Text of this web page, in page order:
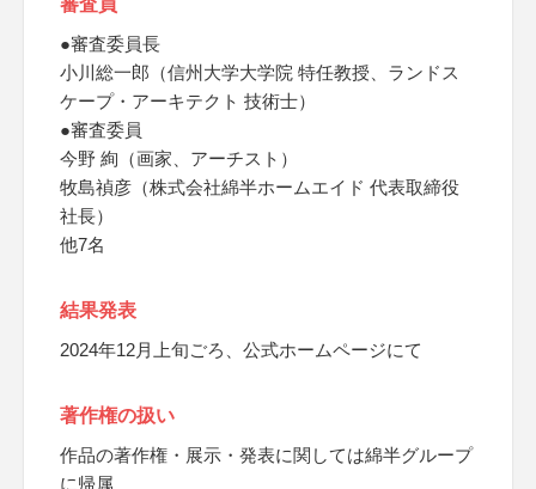
審査員
●審査委員長
小川総一郎（信州大学大学院 特任教授、ランドス
ケープ・アーキテクト 技術士）
●審査委員
今野 絢（画家、アーチスト）
牧島禎彦（株式会社綿半ホームエイド 代表取締役
社長）
他7名
結果発表
2024年12月上旬ごろ、公式ホームページにて
著作権の扱い
作品の著作権・展示・発表に関しては綿半グループ
に帰属